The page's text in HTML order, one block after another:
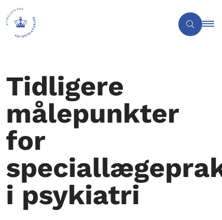
Tidligere
målepunkter
for
i psykiatri